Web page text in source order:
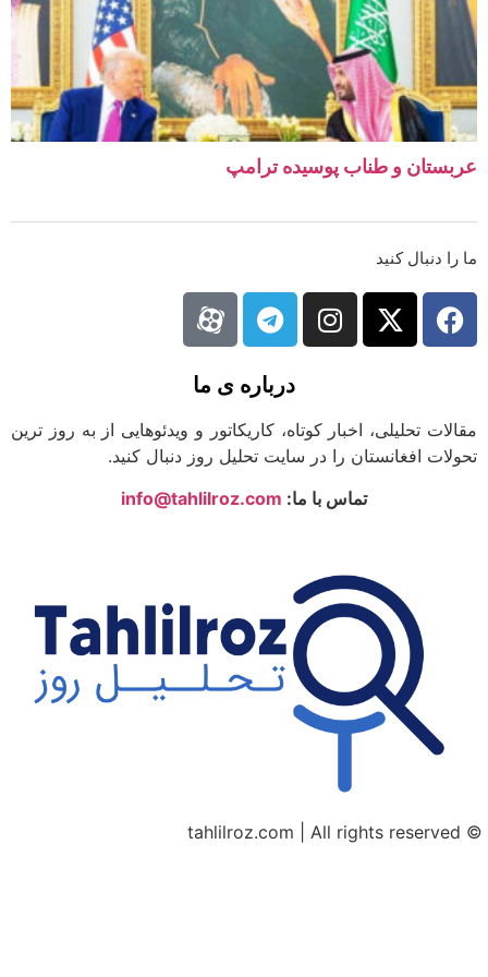
و طناب پوسیده ترامپ
دنبال کنید
درباره ی ما
تحلیلی، اخبار کوتاه، کاریکاتور و ویدئوهایی از به روز ترین
افغانستان را در سایت تحلیل روز دنبال کنید.
تماس با ما:info@tahlilroz.com